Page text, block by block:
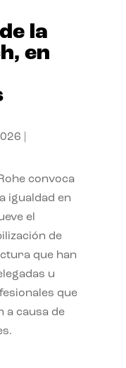
la
en
convoca
igualdad en
el
de
que han
u
que
a causa de